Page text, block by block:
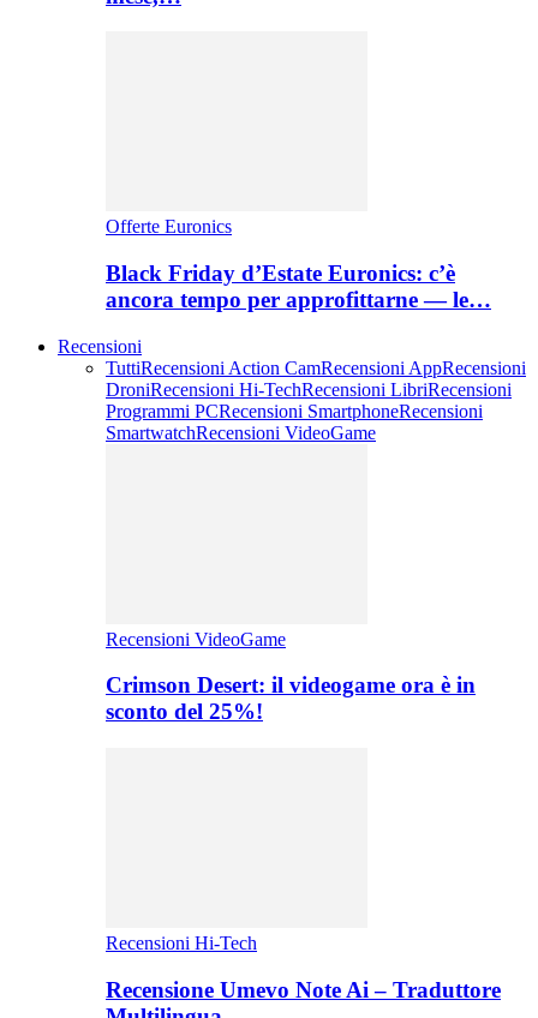
Offerte Euronics
Black Friday d’Estate Euronics: c’è
ancora tempo per approfittarne — le…
Recensioni
TuttiRecensioni Action CamRecensioni AppRecensioni
DroniRecensioni Hi-TechRecensioni LibriRecensioni
Programmi PCRecensioni SmartphoneRecensioni
SmartwatchRecensioni VideoGame
Recensioni VideoGame
Crimson Desert: il videogame ora è in
sconto del 25%!
Recensioni Hi-Tech
Recensione Umevo Note Ai – Traduttore